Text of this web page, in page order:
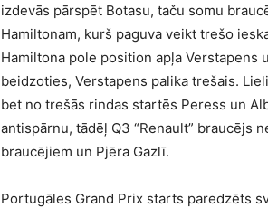
izdevās pārspēt Botasu, taču somu
Hamiltonam, kurš paguva veikt trešo
Hamiltona pole position apļa Verstapens
beidzoties, Verstapens palika trešais.
bet no trešās rindas startēs Peress un
antispārnu, tādēļ Q3 “Renault” braucējs
braucējiem un Pjēra Gazlī.
Portugāles Grand Prix starts paredzēts